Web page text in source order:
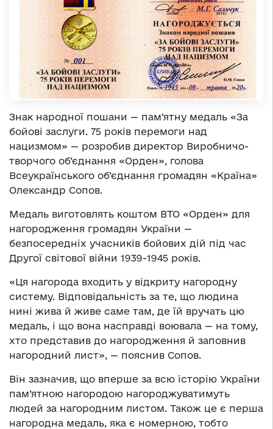
Знак народної пошани — пам’ятну медаль «За
бойові заслуги. 75 років перемоги над
нацизмом» — розробив директор Виробничо-
творчого об’єднання «Орден», голова
Всеукраїнського об’єднання громадян «Країна»
Олександр Сопов.
Медаль виготовлять коштом ВТО «Орден» для
нагородження громадян України —
безпосередніх учасників бойових дій під час
Другої світової війни 1939-1945 років.
«Ця нагорода входить у відкриту нагородну
систему. Відповідальність за те, що людина
нині жива й живе саме там, де їй вручать цю
медаль, і що вона насправді воювала — на тому,
хто представив до нагородження й заповнив
нагородний лист», — пояснив Сопов.
Він зазначив, що вперше за всю історію України
пам’ятною нагородою нагороджуватимуть
людей за нагородним листом. Також це є перша
нагородна медаль, яка є номерною, тобто